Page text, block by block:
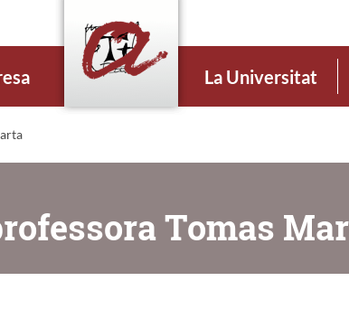
La Universitat
Tomas